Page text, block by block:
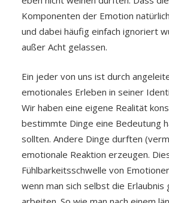
Komponenten der Emotion
und dabei häufig einfach ignoriert
außer Acht gelassen.
Ein jeder von uns ist durch
emotionales Erleben in seiner
Wir haben eine eigene Realität
bestimmte Dinge eine Bedeutung
sollten. Andere Dinge durften
emotionale Reaktion erzeugen.
Fühlbarkeitsschwelle von
wenn man sich selbst die Erlaubnis